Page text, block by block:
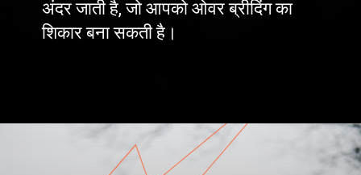
अंदर जाती है, जो आपको ओवर ब्रीदिंग का
शिकार बना सकती है।